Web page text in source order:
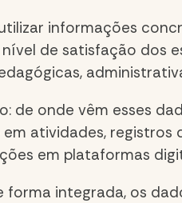
informações
de satisfação dos
de onde vêm esses
atividades, registros
em plataformas
forma integrada, os